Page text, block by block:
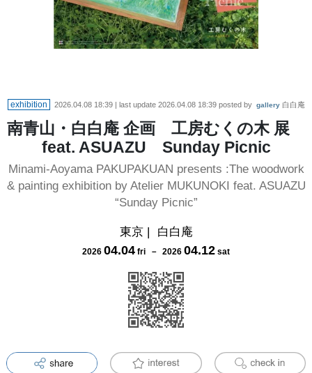
exhibition 2026.04.08 18:39| last update 2026.04.08 18:39posted by gallery 白白庵
南青山・白白庵 企画 工房むくの木 展
feat. ASUAZU Sunday Picnic
Minami-Aoyama PAKUPAKUAN presents :The woodwork
& painting exhibition by Atelier MUKUNOKI feat. ASUAZU
“Sunday Picnic”
東京| 白白庵
2026 04.04 fri － 2026 04.12 sat